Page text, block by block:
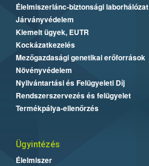
Élelmiszerlánc-biztonsági laborhálózat
Járványvédelem
Kiemelt ügyek, EUTR
Kockázatkezelés
Mezőgazdasági genetikai erőforrások
Növényvédelem
Nyilvántartási és Felügyeleti Díj
Rendszerszervezés és felügyelet
Termékpálya-ellenőrzés
Ügyintézés
Élelmiszer